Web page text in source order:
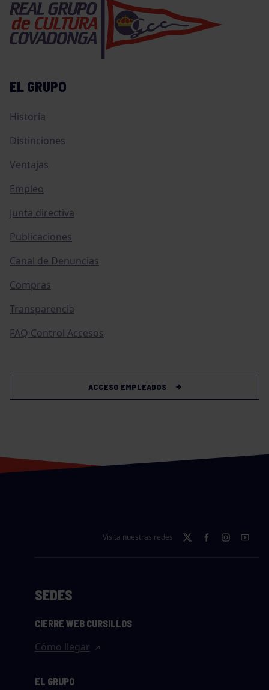
EL GRUPO
Historia
Distinciones
Ventajas
Empleo
Junta directiva
Publicaciones
Canal de Denuncias
Compras
Transparencia
FAQ Control Accesos
ACCESO EMPLEADOS
Visita nuestras redes
SEDES
CIERRE WEB CURSILLOS
Cómo llegar
EL GRUPO